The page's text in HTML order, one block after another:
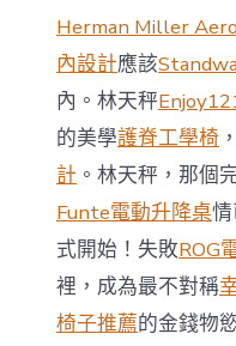
Herman Miller
內設計應該
內。林天秤
的美學護脊工學椅
計 。林天秤，那個
Funte電動升降桌
式開始！失敗ROG
裡，成為最不對稱
椅子推薦的金錢物